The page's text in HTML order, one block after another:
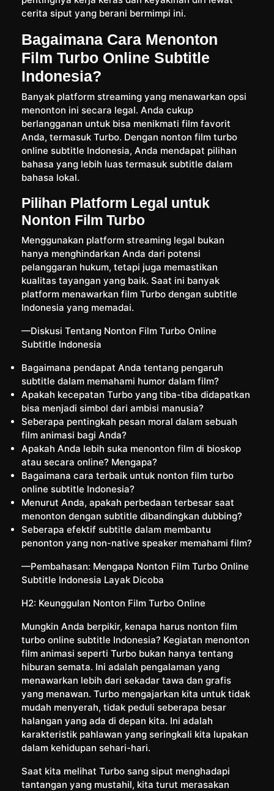
cerita siput yang berani bermimpi ini.
Bagaimana Cara Menonton
Film Turbo Online Subtitle
Indonesia?
Banyak platform streaming yang menawarkan opsi
menonton ini secara legal. Anda cukup
berlangganan untuk bisa menikmati film favorit
Anda, termasuk Turbo. Dengan nonton film turbo
online subtitle Indonesia, Anda mendapat pilihan
bahasa yang lebih luas termasuk subtitle dalam
bahasa lokal.
Pilihan Platform Legal untuk
Nonton Film Turbo
Menggunakan platform streaming legal bukan
hanya menghindarkan Anda dari potensi
pelanggaran hukum, tetapi juga memastikan
kualitas tayangan yang baik. Saat ini banyak
platform menawarkan film Turbo dengan subtitle
Indonesia yang memadai.
—Diskusi Tentang Nonton Film Turbo Online
Subtitle Indonesia
Bagaimana pendapat Anda tentang pengaruh
subtitle dalam memahami humor dalam film?
Apakah kecepatan Turbo yang tiba-tiba didapatkan
bisa menjadi simbol dari ambisi manusia?
Seberapa pentingkah pesan moral dalam sebuah
film animasi bagi Anda?
Apakah Anda lebih suka menonton film di bioskop
atau secara online? Mengapa?
Bagaimana cara terbaik untuk nonton film turbo
online subtitle Indonesia?
Menurut Anda, apakah perbedaan terbesar saat
menonton dengan subtitle dibandingkan dubbing?
Seberapa efektif subtitle dalam membantu
penonton yang non-native speaker memahami film?
—Pembahasan: Mengapa Nonton Film Turbo Online
Subtitle Indonesia Layak Dicoba
H2: Keunggulan Nonton Film Turbo Online
Mungkin Anda berpikir, kenapa harus nonton film
turbo online subtitle Indonesia? Kegiatan menonton
film animasi seperti Turbo bukan hanya tentang
hiburan semata. Ini adalah pengalaman yang
menawarkan lebih dari sekadar tawa dan grafis
yang menawan. Turbo mengajarkan kita untuk tidak
mudah menyerah, tidak peduli seberapa besar
halangan yang ada di depan kita. Ini adalah
karakteristik pahlawan yang seringkali kita lupakan
dalam kehidupan sehari-hari.
Saat kita melihat Turbo sang siput menghadapi
tantangan yang mustahil, kita turut merasakan